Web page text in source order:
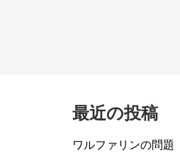
最近の投稿
ワルファリンの問題